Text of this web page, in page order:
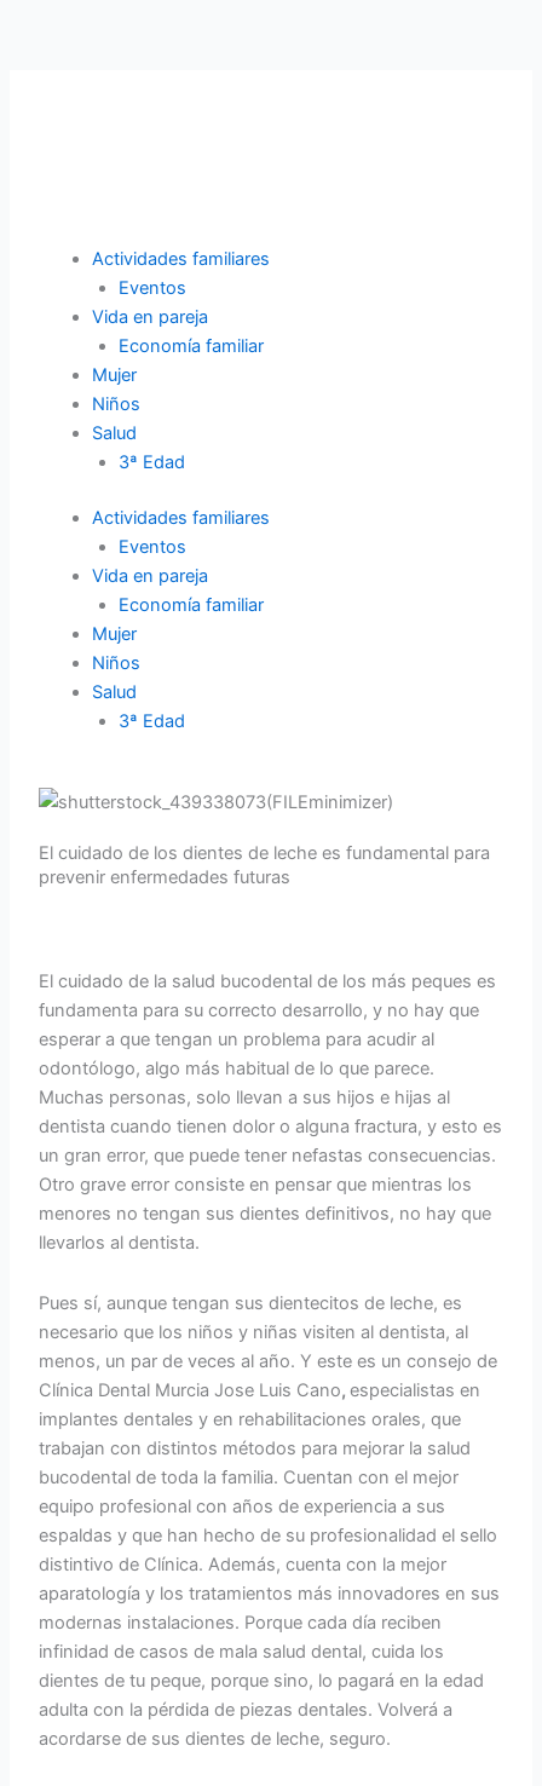
Actividades familiares
Eventos
Vida en pareja
Economía familiar
Mujer
Niños
Salud
3ª Edad
Actividades familiares
Eventos
Vida en pareja
Economía familiar
Mujer
Niños
Salud
3ª Edad
El cuidado de los dientes de leche es fundamental para
prevenir enfermedades futuras
El cuidado de la salud bucodental de los más peques es
fundamenta para su correcto desarrollo, y no hay que
esperar a que tengan un problema para acudir al
odontólogo, algo más habitual de lo que parece.
Muchas personas, solo llevan a sus hijos e hijas al
dentista cuando tienen dolor o alguna fractura, y esto es
un gran error, que puede tener nefastas consecuencias.
Otro grave error consiste en pensar que mientras los
menores no tengan sus dientes definitivos, no hay que
llevarlos al dentista.
Pues sí, aunque tengan sus dientecitos de leche, es
necesario que los niños y niñas visiten al dentista, al
menos, un par de veces al año. Y este es un consejo de
Clínica Dental Murcia Jose Luis Cano,especialistas en
implantes dentales y en rehabilitaciones orales, que
trabajan con distintos métodos para mejorar la salud
bucodental de toda la familia. Cuentan con el mejor
equipo profesional con años de experiencia a sus
espaldas y que han hecho de su profesionalidad el sello
distintivo de Clínica. Además, cuenta con la mejor
aparatología y los tratamientos más innovadores en sus
modernas instalaciones. Porque cada día reciben
infinidad de casos de mala salud dental, cuida los
dientes de tu peque, porque sino, lo pagará en la edad
adulta con la pérdida de piezas dentales. Volverá a
acordarse de sus dientes de leche, seguro.